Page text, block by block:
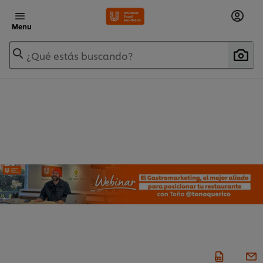
Menu
¿Qué estás buscando?